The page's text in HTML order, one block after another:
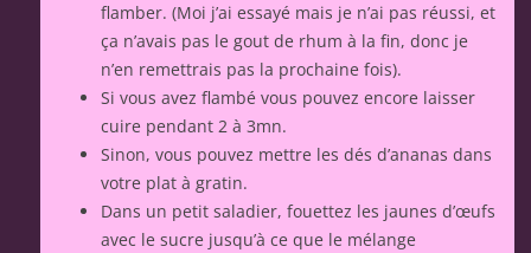
flamber. (Moi j’ai essayé mais je n’ai pas réussi, et
ça n’avais pas le gout de rhum à la fin, donc je
n’en remettrais pas la prochaine fois).
Si vous avez flambé vous pouvez encore laisser
cuire pendant 2 à 3mn.
Sinon, vous pouvez mettre les dés d’ananas dans
votre plat à gratin.
Dans un petit saladier, fouettez les jaunes d’œufs
avec le sucre jusqu’à ce que le mélange